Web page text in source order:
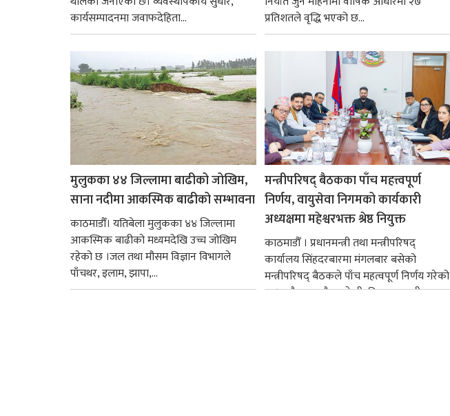
कार्यसम्पादनमा जवाफदेहिता...
प्रतिशतले वृद्धि भएको छ...
मुलुकका ४४ जिल्लामा बाढीको जोखिम,
साना नदीमा आकस्मिक बाढीको सम्भावना
काठमाडौँ। यतिबेला मुलुकका ४४ जिल्लामा
आकस्मिक बाढीको मध्यमदेखि उच्च जोखिम
रहेको छ ।जल तथा मौसम विज्ञान विभागले
पाँचथर, इलाम, झापा,...
मन्त्रीपरिषद् बैठकका पाँच महत्त्वपूर्ण
निर्णय, वायुसेवा निगमको कार्यकारी
अध्यक्षमा महेश्वरभक्त श्रेष्ठ नियुक्त
काठमाडौँ । प्रधानमन्त्री तथा मन्त्रीपरिषद्
कार्यालय सिंहदरबारमा मंगलबार बसेको
मन्त्रीपरिषद् बैठकले पाँच महत्वपूर्ण निर्णय गरेको
छ । यसैक्रममा बैडकले बीउबिजनसम्बन्धी...